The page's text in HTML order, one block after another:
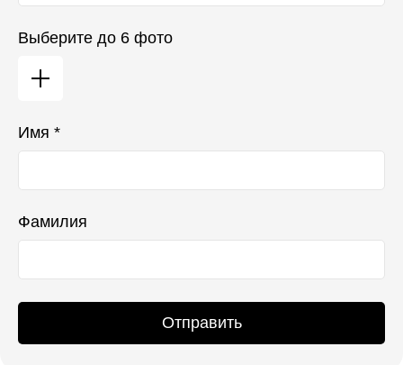
Выберите до 6 фото
Имя *
Фамилия
Отправить